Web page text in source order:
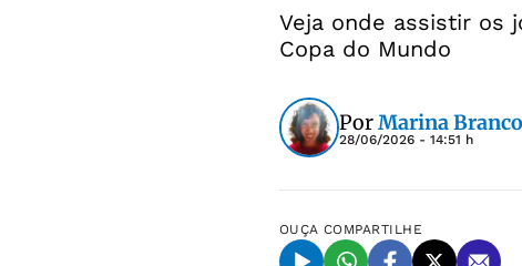
Veja onde assistir os
Copa do Mundo
PorMarina Branco
28/06/2026 - 14:51 h
OUÇA COMPARTILHE